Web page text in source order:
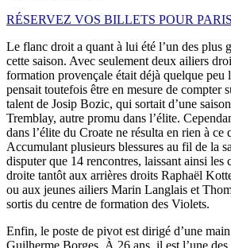
RÉSERVEZ VOS BILLETS POUR
Le flanc droit a quant à lui été l’un des plus
cette saison. Avec seulement deux ailiers
formation provençale était déjà quelque
pensait toutefois être en mesure de compter
talent de Josip Bozic, qui sortait d’une
Tremblay, autre promu dans l’élite.
dans l’élite du Croate ne résulta en rien à ce
Accumulant plusieurs blessures au fil de la
disputer que 14 rencontres, laissant ainsi les
droite tantôt aux arrières droits Raphaël
ou aux jeunes ailiers Marin Langlais et
sortis du centre de formation des Violets.
Enfin, le poste de pivot est dirigé d’une
Guilherme Borges. À 26 ans, il est l’une